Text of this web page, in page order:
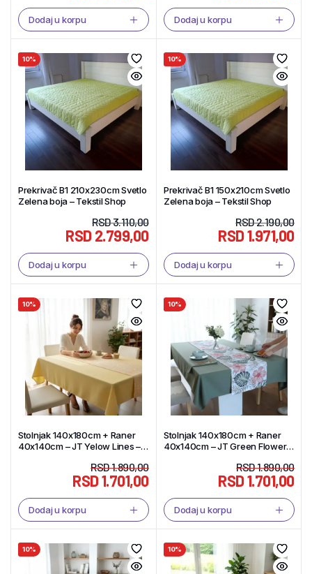
Dodaj u korpu Dodaj u korpu
10%
Prekrivač B1 210x230cm Svetlo
Zelena boja – Tekstil Shop
RSD3.110,00
RSD2.799,00
Dodaj u korpu
10%
Prekrivač B1 150x210cm Svetlo
Zelena boja – Tekstil Shop
RSD2.190,00
RSD1.971,00
Dodaj u korpu
10%
Stolnjak 140x180cm + Raner
40x140cm – JT Yelow Lines –
RSD1.890,00
RSD1.701,00
Dodaj u korpu
10%
Stolnjak 140x180cm + Raner
40x140cm – JT Green Flower –
RSD1.890,00
RSD1.701,00
Dodaj u korpu
10% 10%